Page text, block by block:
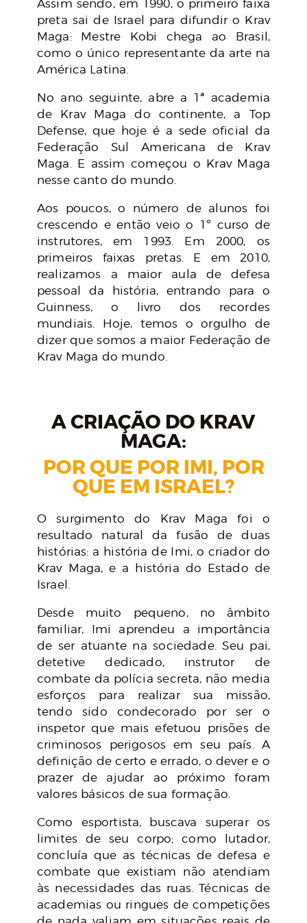
Assim sendo, em 1990, o primeiro faixa
preta sai de Israel para difundir o Krav
Maga: Mestre Kobi chega ao Brasil,
como o único representante da arte na
América Latina.
No ano seguinte, abre a 1ª academia
de Krav Maga do continente, a Top
Defense, que hoje é a sede oficial da
Federação Sul Americana de Krav
Maga. E assim começou o Krav Maga
nesse canto do mundo.
Aos poucos, o número de alunos foi
crescendo e então veio o 1º curso de
instrutores, em 1993. Em 2000, os
primeiros faixas pretas. E em 2010,
realizamos a maior aula de defesa
pessoal da história, entrando para o
Guinness, o livro dos recordes
mundiais. Hoje, temos o orgulho de
dizer que somos a maior Federação de
Krav Maga do mundo.
A CRIAÇÃO DO KRAV
MAGA:
POR QUE POR IMI, POR
QUE EM ISRAEL?
O surgimento do Krav Maga foi o
resultado natural da fusão de duas
histórias: a história de Imi, o criador do
Krav Maga, e a história do Estado de
Israel.
Desde muito pequeno, no âmbito
familiar, Imi aprendeu a importância
de ser atuante na sociedade. Seu pai,
detetive dedicado, instrutor de
combate da polícia secreta, não media
esforços para realizar sua missão,
tendo sido condecorado por ser o
inspetor que mais efetuou prisões de
criminosos perigosos em seu país. A
definição de certo e errado, o dever e o
prazer de ajudar ao próximo foram
valores básicos de sua formação.
Como esportista, buscava superar os
limites de seu corpo; como lutador,
concluía que as técnicas de defesa e
combate que existiam não atendiam
às necessidades das ruas. Técnicas de
academias ou ringues de competições